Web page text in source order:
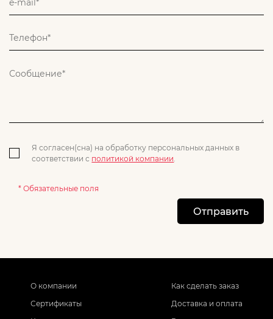
Я согласен(сна) на обработку персональных данных в
соответствии с политикой компании
* Обязательные поля
Отправить
О компании
Сертификаты
Как сделать заказ
Доставка и оплата